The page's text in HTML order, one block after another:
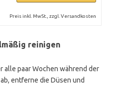
Preis inkl. MwSt., zzgl. Versandkosten
reinigen
alle paar Wochen während der
entferne die Düsen und